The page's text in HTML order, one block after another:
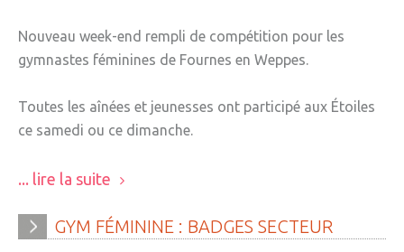
Nouveau week-end rempli de compétition pour les
gymnastes féminines de Fournes en Weppes.
Toutes les aînées et jeunesses ont participé aux Étoiles
ce samedi ou ce dimanche.
... lire la suite
GYM FÉMININE : BADGES SECTEUR